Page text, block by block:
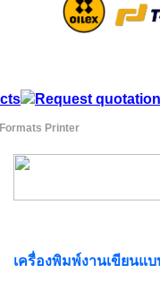
Printer
เครื่องพิมพ์งานเขียนแบ